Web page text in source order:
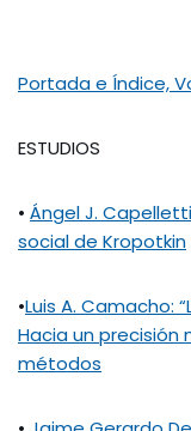
Portada e Índice,
ESTUDIOS
• Ángel J.
social de Kropotkin
•Luis A. Camacho:
Hacia un
métodos